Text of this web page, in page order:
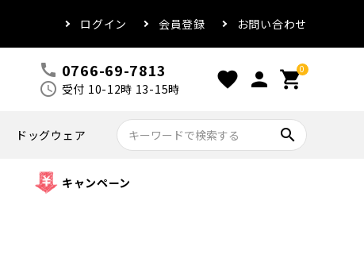
ログイン 会員登録 お問い合わせ
call 0766-69-7813
schedule 受付 10-12時 13-15時 favorite person 0
shopping_cart
ドッグウェア search
キャンペーン